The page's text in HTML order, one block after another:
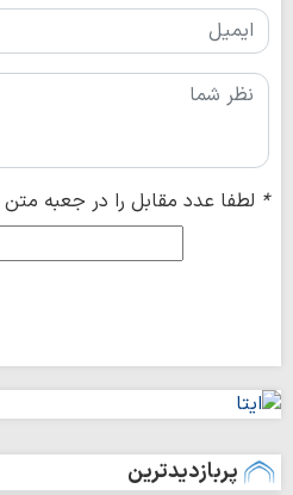
* لطفا عدد مقابل را در جعبه متن
پربازدیدترین